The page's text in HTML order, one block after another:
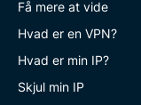
Få mere at vide
Hvad er en VPN?
Hvad er min IP?
Skjul min IP